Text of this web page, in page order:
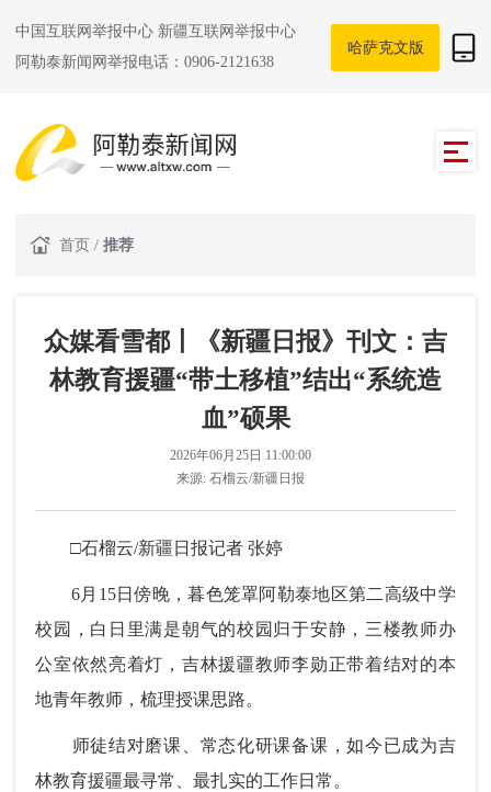
中国互联网举报中心 新疆互联网举报中心
阿勒泰新闻网举报电话：0906-2121638
哈萨克文版
首页 / 推荐
众媒看雪都丨《新疆日报》刊文：吉
林教育援疆“带土移植”结出“系统造
血”硕果
2026年06月25日 11:00:00
来源:石榴云/新疆日报
□石榴云/新疆日报记者 张婷
6月15日傍晚，暮色笼罩阿勒泰地区第二高级中学
校园，白日里满是朝气的校园归于安静，三楼教师办
公室依然亮着灯，吉林援疆教师李勋正带着结对的本
地青年教师，梳理授课思路。
师徒结对磨课、常态化研课备课，如今已成为吉
林教育援疆最寻常、最扎实的工作日常。